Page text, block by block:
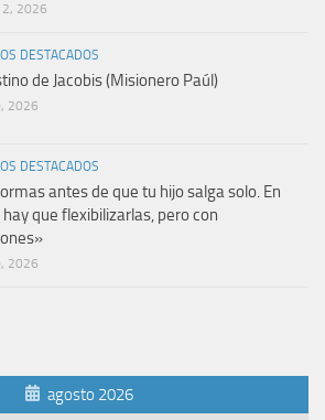
2, 2026
DESTACADOS
de Jacobis (Misionero Paúl)
2026
DESTACADOS
antes de que tu hijo salga solo. En
que flexibilizarlas, pero con
2026
agosto 2026